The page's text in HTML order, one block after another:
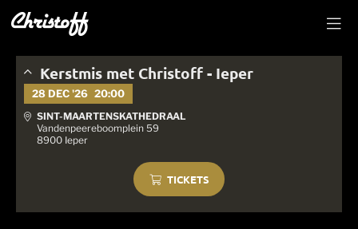
Kerstmis met Christoff - Ieper
28 DEC '26 20:00
SINT-MAARTENSKATHEDRAAL
Vandenpeereboomplein 59
8900 Ieper
TICKETS